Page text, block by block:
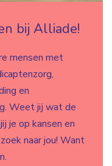
bij Alliade!
mensen met
en
Weet jij wat de
je op kansen en
naar jou! Want